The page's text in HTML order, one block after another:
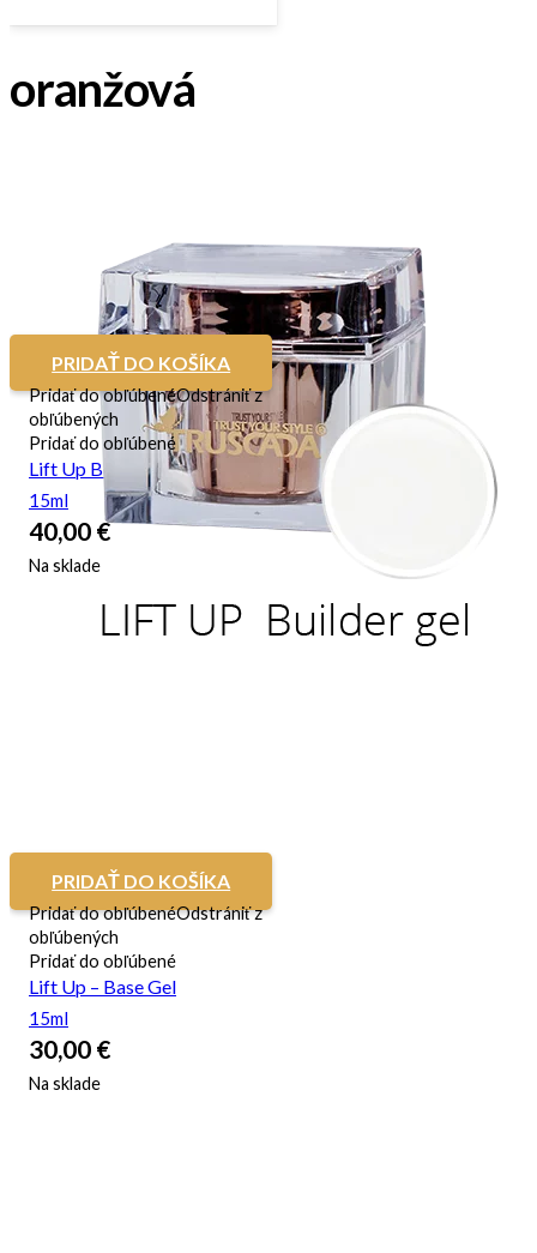
oranžová
PRIDAŤ DO KOŠÍKA
Pridať do obľúbenéOdstrániť z
obľúbených
Pridať do obľúbené
Lift Up Builder Gel
15ml
40,00 €
Na sklade
PRIDAŤ DO KOŠÍKA
Pridať do obľúbenéOdstrániť z
obľúbených
Pridať do obľúbené
Lift Up – Base Gel
15ml
30,00 €
Na sklade